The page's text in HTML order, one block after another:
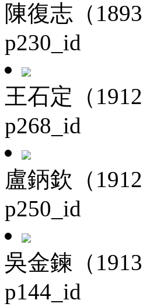
陳復志（
p230_id
王石定（
p268_id
盧鈵欽（
p250_id
吳金鍊（
p144_id